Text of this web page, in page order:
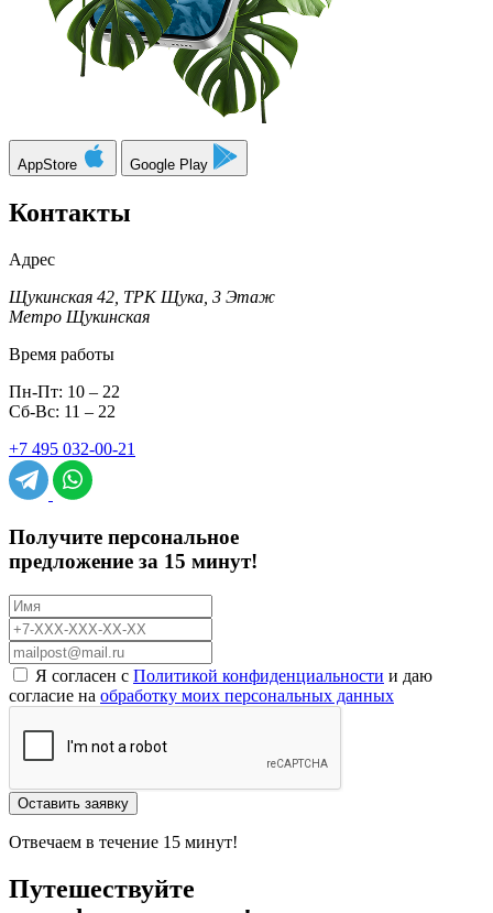
AppStore Google Play
Контакты
Адрес
Щукинская 42, ТРК Щука, 3 Этаж
Метро Щукинская
Время работы
Пн-Пт: 10 – 22
Сб-Вс: 11 – 22
+7 495 032-00-21
Получите персональное
предложение за 15 минут!
Я согласен с Политикой конфиденциальности и даю
согласие на обработку моих персональных данных
Оставить заявку
Отвечаем в течение 15 минут!
Путешествуйте